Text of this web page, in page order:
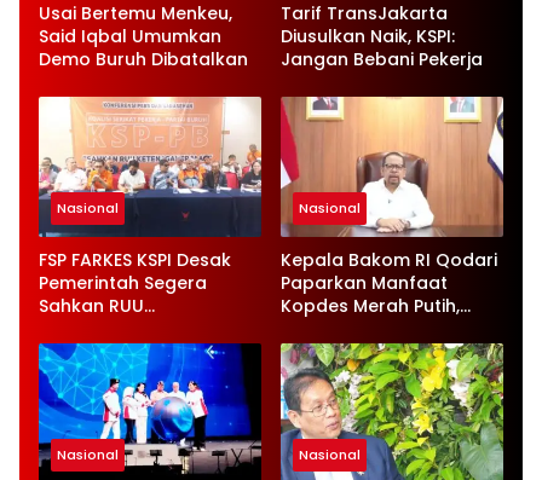
Usai Bertemu Menkeu,
Said Iqbal Umumkan
Demo Buruh Dibatalkan
Tarif TransJakarta
Diusulkan Naik, KSPI:
Jangan Bebani Pekerja
Nasional
FSP FARKES KSPI Desak
Pemerintah Segera
Sahkan RUU
Nasional
Kepala Bakom RI Qodari
Paparkan Manfaat
Kopdes Merah Putih,
Kerja
Nasional Nasional